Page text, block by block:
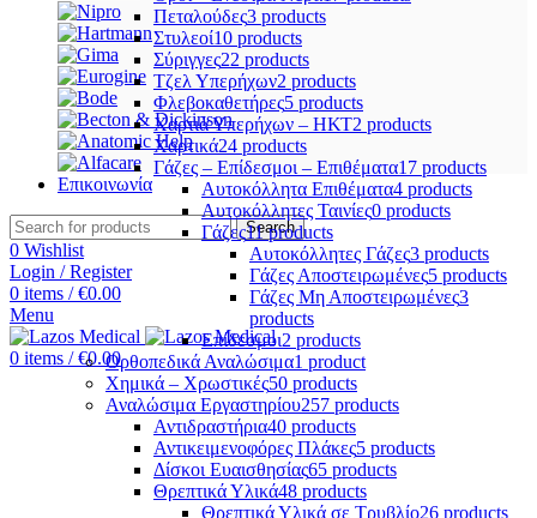
Επικοινωνία
Search
0 Wishlist
Login / Register
0 items / €0.00
Menu
0 items / €0.00
Πεταλούδες3 products
Στυλεοί10 products
Σύριγγες22 products
Τζελ Υπερήχων2 products
Φλεβοκαθετήρες5 products
Χαρτιά Υπερήχων – ΗΚΤ2 products
Χαρτικά24 products
Γάζες – Επίδεσμοι – Επιθέματα17 products
Αυτοκόλλητα Επιθέματα4 products
Αυτοκόλλητες Ταινίες0 products
Γάζες11 products
Αυτοκόλλητες Γάζες3 products
Γάζες Αποστειρωμένες5 products
Γάζες Μη Αποστειρωμένες3
products
Επίδεσμοι2 products
Ορθοπεδικά Αναλώσιμα1 product
Χημικά – Χρωστικές50 products
Αναλώσιμα Εργαστηρίου257 products
Αντιδραστήρια40 products
Αντικειμενοφόρες Πλάκες5 products
Δίσκοι Ευαισθησίας65 products
Θρεπτικά Υλικά48 products
Θρεπτικά Υλικά σε Τρυβλίο26 products